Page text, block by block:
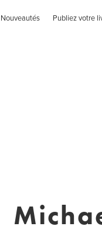
Nouveautés Publiez votre